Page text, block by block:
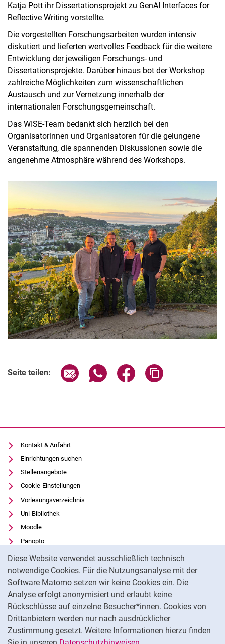
Diese Website verwendet ausschließlich technisch
notwendige Cookies. Für die Nutzungsanalyse mit der
Software Matomo setzen wir keine Cookies ein. Die
Analyse erfolgt anonymisiert und erlaubt keine
Rückschlüsse auf einzelne Besucher*innen. Cookies von
Drittanbietern werden nur nach ausdrücklicher
Zustimmung gesetzt. Weitere Informationen hierzu finden
Katja Pott ihr Dissertationsprojekt zu GenAI Interfaces for
Reflective Writing vorstellte.
Die vorgestellten Forschungsarbeiten wurden intensiv
diskutiert und lieferten wertvolles Feedback für die weitere
Entwicklung der jeweiligen Forschungs- und
Dissertationsprojekte. Darüber hinaus bot der Workshop
zahlreiche Möglichkeiten zum wissenschaftlichen
Austausch und zur Vernetzung innerhalb der
internationalen Forschungsgemeinschaft.
Das WISE-Team bedankt sich herzlich bei den
Organisatorinnen und Organisatoren für die gelungene
Veranstaltung, die spannenden Diskussionen sowie die
angenehme Atmosphäre während des Workshops.
Seite teilen: Seite über E-Mail teilen
Seite über WhatsApp teilen
Seite über Facebook
Kontakt & Anfahrt
Einrichtungen suchen
Stellenangebote
Cookie-Einstellungen
Vorlesungsverzeichnis
Uni-Bibliothek
Moodle
Panopto
Datenschutz
Barrierefreiheit
Transparenter KI-Einsatz
Impressum
Externer Link: Universität Kassel auf
Facebook(öffnet neues Fenster)
Externer Link: Universität Kassel auf
Instagram (öffnet neues Fenster)